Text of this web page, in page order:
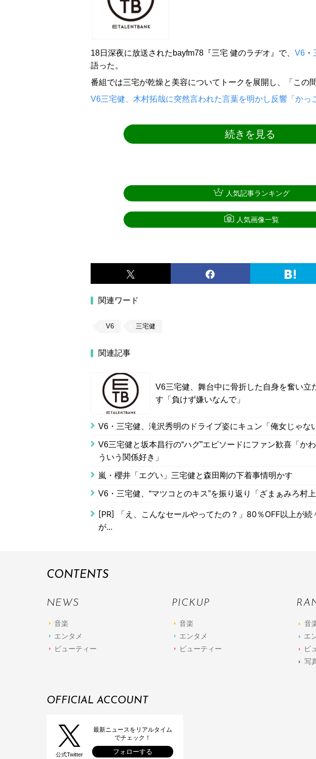
18日深夜に放送されたbayfm78『三宅 健のラヂオ』で、 V6 ・
語った。
番組では三宅が乾燥と美容についてトークを展開し、「この
V6三宅健、木村拓哉に突然言われた言葉を明かし反響「かっ
続きを見る
関連ワード
V6 三宅健
関連記事
V6三宅健、舞台中に骨折した自身を奮い立
す「負けず嫌いなんで」
V6・三宅健、滝沢秀明のドライブ姿にキュン「俺女じゃな
V6三宅健と坂本昌行の“ハグ”エピソードにファン歓喜「か
ういう関係好き」
嵐・櫻井「エグい」三宅健と森田剛の下着事情明かす
V6・三宅健、“マツコとのキス”を振り返り「ざまぁみろ村上
[PR] 「え、こんなセールやってたの？」80％OFF以上が
が...
人気記事ランキング
人気画像一覧
CONTENTS
NEWS
音楽
エンタメ
ビューティー
PICKUP
音楽
エンタメ
ビューティー
音
エ
ビ
写
OFFICIAL ACCOUNT
公式Twitter
最新ニュースをリアルタイム
でチェック！
フォローする